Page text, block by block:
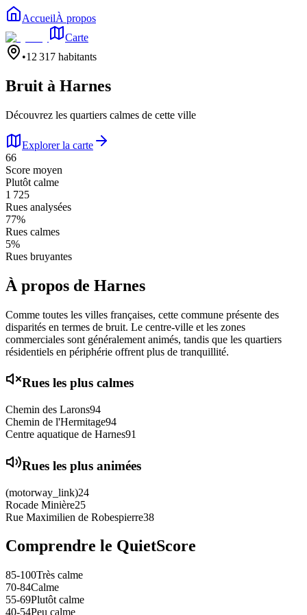
AccueilÀ propos
Carte
•12 317 habitants
Bruit à Harnes
Découvrez les quartiers calmes de cette ville
Explorer la carte
66
Score moyen
Plutôt calme
1 725
Rues analysées
77%
Rues calmes
5%
Rues bruyantes
À propos de Harnes
Comme toutes les villes françaises, cette commune présente des
disparités en termes de bruit. Le centre-ville et les zones
commerciales sont généralement animés, tandis que les quartiers
résidentiels en périphérie offrent plus de tranquillité.
Rues les plus calmes
Chemin des Larons94
Chemin de l'Hermitage94
Centre aquatique de Harnes91
Rues les plus animées
(motorway_link)24
Rocade Minière25
Rue Maximilien de Robespierre38
Comprendre le QuietScore
85-100Très calme
70-84Calme
55-69Plutôt calme
40-54Peu calme